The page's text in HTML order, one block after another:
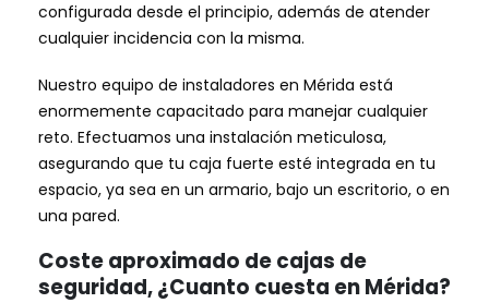
configurada desde el principio, además de atender
cualquier incidencia con la misma.
Nuestro equipo de instaladores en Mérida está
enormemente capacitado para manejar cualquier
reto. Efectuamos una instalación meticulosa,
asegurando que tu caja fuerte esté integrada en tu
espacio, ya sea en un armario, bajo un escritorio, o en
una pared.
Coste aproximado de cajas de
seguridad, ¿Cuanto cuesta en Mérida?